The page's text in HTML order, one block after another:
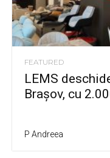
FEATURED
LEMS
Brașov, cu
P Andreea